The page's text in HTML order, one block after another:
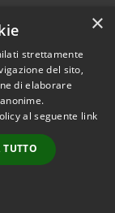
© 2024 •
di Mazara del
Vallo• Powered
×
strettamente
del sito,
di elaborare
al seguente link
TUTTO